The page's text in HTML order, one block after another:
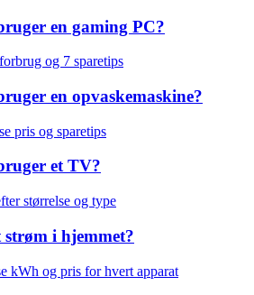
en gaming PC?
og 7 sparetips
en opvaskemaskine?
pris og sparetips
et TV?
størrelse og type
i hjemmet?
kWh og pris for hvert apparat